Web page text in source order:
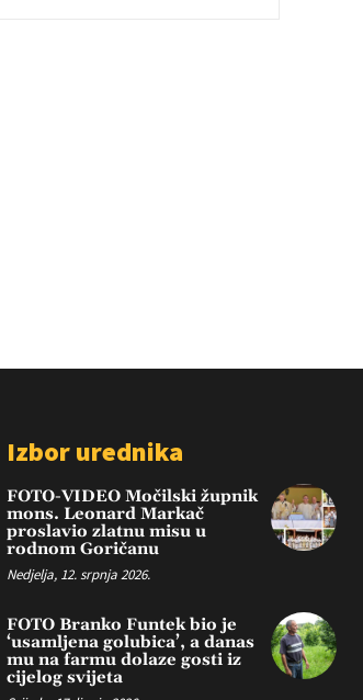
Izbor urednika
FOTO-VIDEO Močilski župnik
mons. Leonard Markač
proslavio zlatnu misu u
rodnom Goričanu
Nedjelja, 12. srpnja 2026.
FOTO Branko Funtek bio je
‘usamljena golubica’, a danas
mu na farmu dolaze gosti iz
cijelog svijeta